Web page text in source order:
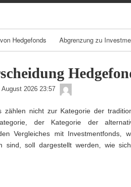
Hedgefonds Abgrenzung zu
August 2026 23:57
zählen nicht zur Kategorie der
der Kategorie der
Vergleiches mit Investmentfonds,
sind, soll dargestellt werden, wie